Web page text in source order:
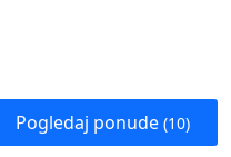
Pogledaj ponude (10)